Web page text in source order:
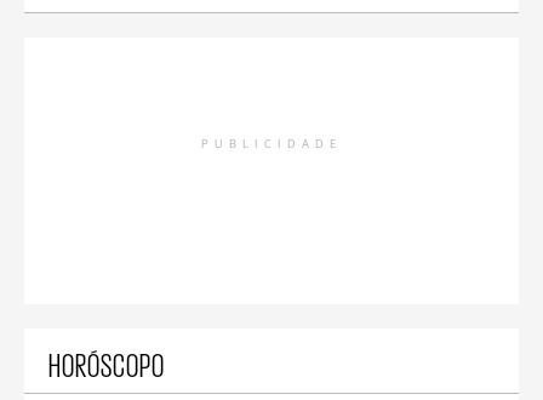
PUBLICIDADE
HORÓSCOPO